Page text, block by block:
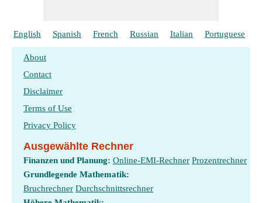
English Spanish French Russian Italian Portuguese
About
Contact
Disclaimer
Terms of Use
Privacy Policy
Ausgewählte Rechner
Finanzen und Planung: Online-EMI-Rechner Prozentrechner
Grundlegende Mathematik:
Bruchrechner Durchschnittsrechner